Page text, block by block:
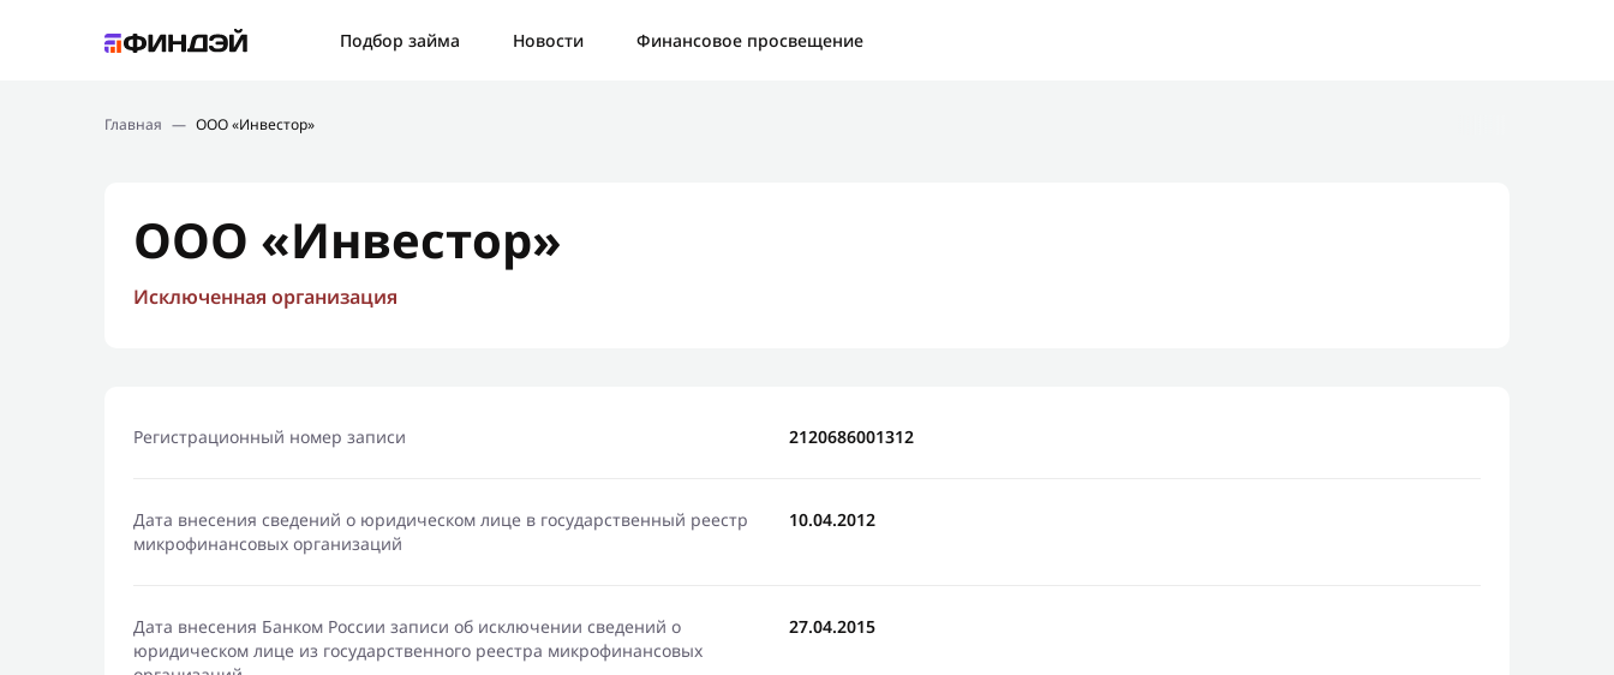
Подбор займа Новости
Финансовое просвещение
Новости
Главная — ООО «Инвестор»
ООО «Инвестор»
Исключенная организация
Регистрационный номер записи 2120686001312
Дата внесения сведений о юридическом лице в государственный реестр
микрофинансовых организаций
10.04.2012
Дата внесения Банком России записи об исключении сведений о
юридическом лице из государственного реестра микрофинансовых
27.04.2015
Ошибка: Контактная форма не найдена.